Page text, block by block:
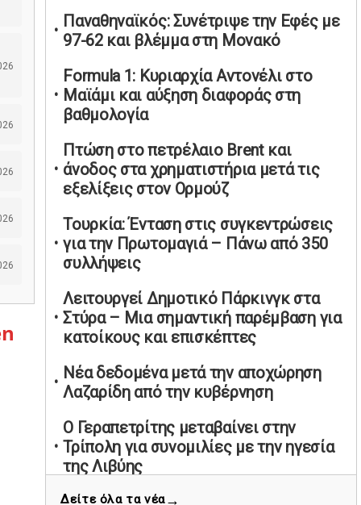
02/05/2026 | 17:01
Αταμάν: Κανείς δεν έχει δικαίωμα να
μιλά για τον πρόεδρο και την
οικογένειά του
02/05/2026 | 15:59
Μαρινάκης: Ο Ανδρουλάκης
υπαναχώρησε στις συμφωνίες για τις
Ανεξάρτητες Αρχές
02/05/2026 | 09:36
Ψηφιακός έλεγχος στην αγορά: QR
code για πωλήσεις καπνικών και
αλκοόλ σε 88.000 σημεία
Καύσιμα αεροσκαφών: Διαβεβαιώσεις
ΕΕ για επάρκεια παρά τη γεωπολιτική
01/05/2026 | 19:54
Βελόπουλος: Κριτική σε πολιτικούς
αρχηγούς για δηλώσεις την
Πρωτομαγιά
01/05/2026 | 19:33
Παναθηναϊκός: Συνέτριψε την Εφές με
97-62 και βλέμμα στη Μονακό
Formula 1: Κυριαρχία Αντονέλι στο
Μαϊάμι και αύξηση διαφοράς στη
βαθμολογία
Πτώση στο πετρέλαιο Brent και
άνοδος στα χρηματιστήρια μετά τις
εξελίξεις στον Ορμούζ
Τουρκία: Ένταση στις συγκεντρώσεις
για την Πρωτομαγιά – Πάνω από 350
συλλήψεις
Λειτουργεί Δημοτικό Πάρκινγκ στα
Στύρα – Μια σημαντική παρέμβαση για
κατοίκους και επισκέπτες
Νέα δεδομένα μετά την αποχώρηση
Λαζαρίδη από την κυβέρνηση
Ο Γεραπετρίτης μεταβαίνει στην
Τρίπολη για συνομιλίες με την ηγεσία
της Λιβύης
Δείτε όλα τα νέα→